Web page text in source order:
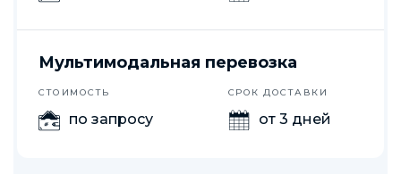
Мультимодальная перевозка
СТОИМОСТЬ
по запросу
СРОК ДОСТАВКИ
от 3 дней